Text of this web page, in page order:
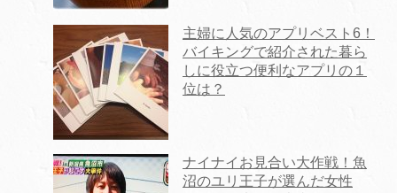
主婦に人気のアプリベスト6！
バイキングで紹介された暮ら
しに役立つ便利なアプリの１
位は？
ナイナイお見合い大作戦！魚
沼のユリ王子が選んだ女性